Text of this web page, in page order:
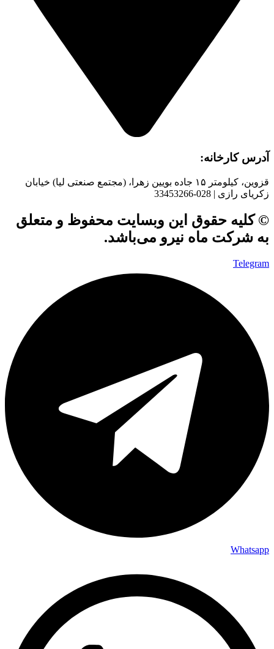
آدرس کارخانه:
قزوین، کیلومتر ۱۵ جاده بويین زهرا، (مجتمع صنعتی لیا) خیابان
زکریای رازی | 028-33453266
© کلیه حقوق این وبسایت محفوظ و متعلق
به شرکت ماه نیرو می‌باشد.
Telegram
Whatsapp